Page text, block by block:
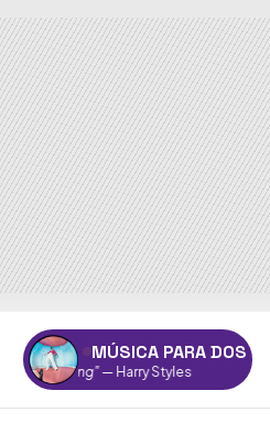
MÚSICA PARA DOS
— Harry Styles